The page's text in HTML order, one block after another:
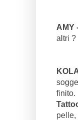
AMY
altri ?
pelle,